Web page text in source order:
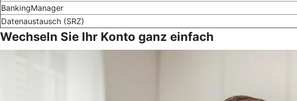
BankingManager
Datenaustausch (SRZ)
Wechseln Sie Ihr Konto ganz einfach